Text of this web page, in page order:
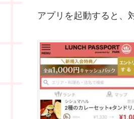
アプリを起動すると、